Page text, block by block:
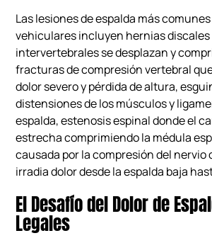
Las lesiones de espalda más
vehiculares incluyen hernias discales
intervertebrales se desplazan y
fracturas de compresión vertebral
dolor severo y pérdida de altura,
distensiones de los músculos y
espalda, estenosis espinal donde el
estrecha comprimiendo la médula
causada por la compresión del nervio
irradia dolor desde la espalda baja
El Desafío del Dolor de
Legales